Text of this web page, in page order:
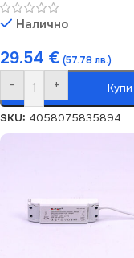
Налично
29.54 € (57.78 лв.)
- + Купи
SKU: 4058075835894